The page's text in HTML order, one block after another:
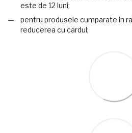
este de 12 luni;
pentru produsele cumparate in
reducerea cu cardul;